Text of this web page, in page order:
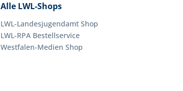
Alle LWL-Shops
LWL-Landesjugendamt Shop
LWL-RPA Bestellservice
Westfalen-Medien Shop